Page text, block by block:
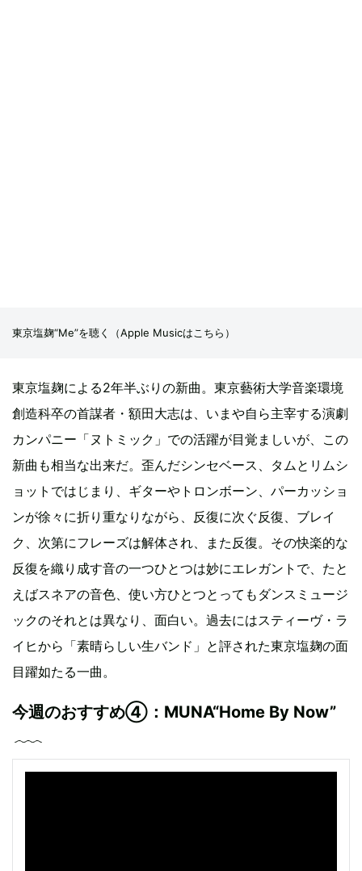
東京塩麹“Me”を聴く（Apple Musicはこちら ）
東京塩麹による2年半ぶりの新曲。東京藝術大学音楽環境
創造科卒の首謀者・額田大志は、いまや自ら主宰する演劇
カンパニー「ヌトミック」での活躍が目覚ましいが、この
新曲も相当な出来だ。歪んだシンセベース、タムとリムシ
ョットではじまり、ギターやトロンボーン、パーカッショ
ンが徐々に折り重なりながら、反復に次ぐ反復、ブレイ
ク、次第にフレーズは解体され、また反復。その快楽的な
反復を織り成す音の一つひとつは妙にエレガントで、たと
えばスネアの音色、使い方ひとつとってもダンスミュージ
ックのそれとは異なり、面白い。過去にはスティーヴ・ラ
イヒから「素晴らしい生バンド」と評された東京塩麹の面
目躍如たる一曲。
今週のおすすめ④：MUNA“Home By Now”